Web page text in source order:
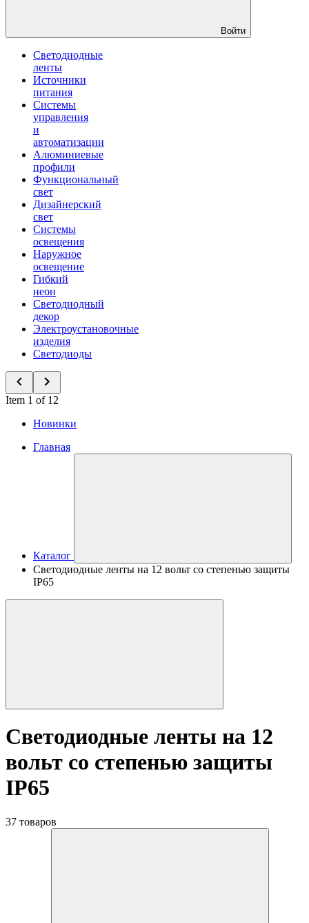
Войти
Светодиодные
ленты
Источники
питания
Системы
управления
и
автоматизации
Алюминиевые
профили
Функциональный
свет
Дизайнерский
свет
Системы
освещения
Наружное
освещение
Гибкий
неон
Светодиодный
декор
Электроустановочные
изделия
Светодиоды
Item 1 of 12
Новинки
Главная
Каталог
Светодиодные ленты на 12 вольт со степенью защиты
IP65
Светодиодные ленты на 12
вольт со степенью защиты
IP65
37 товаров